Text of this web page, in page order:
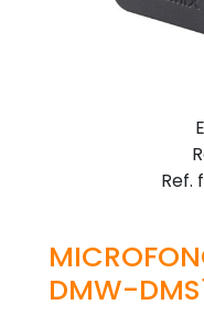
Ref.
DMW-